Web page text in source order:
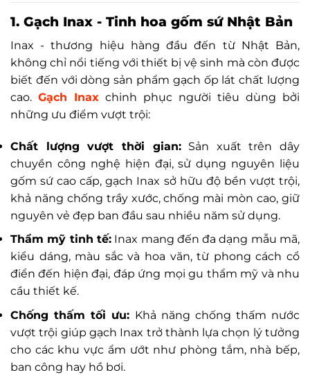
1. Gạch Inax - Tinh hoa gốm sứ Nhật Bản
Inax - thương hiệu hàng đầu đến từ Nhật Bản,
không chỉ nổi tiếng với thiết bị vệ sinh mà còn được
biết đến với dòng sản phẩm gạch ốp lát chất lượng
cao. Gạch Inax chinh phục người tiêu dùng bởi
những ưu điểm vượt trội:
Chất lượng vượt thời gian:Sản xuất trên dây
chuyền công nghệ hiện đại, sử dụng nguyên liệu
gốm sứ cao cấp, gạch Inax sở hữu độ bền vượt trội,
khả năng chống trầy xước, chống mài mòn cao, giữ
nguyên vẻ đẹp ban đầu sau nhiều năm sử dụng.
Thẩm mỹ tinh tế:Inax mang đến đa dạng mẫu mã,
kiểu dáng, màu sắc và hoa văn, từ phong cách cổ
điển đến hiện đại, đáp ứng mọi gu thẩm mỹ và nhu
cầu thiết kế.
Chống thấm tối ưu: Khả năng chống thấm nước
vượt trội giúp gạch Inax trở thành lựa chọn lý tưởng
cho các khu vực ẩm ướt như phòng tắm, nhà bếp,
ban công hay hồ bơi.